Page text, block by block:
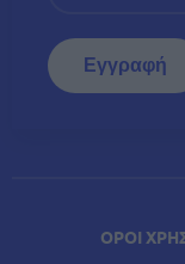
ΟΡΟΙ